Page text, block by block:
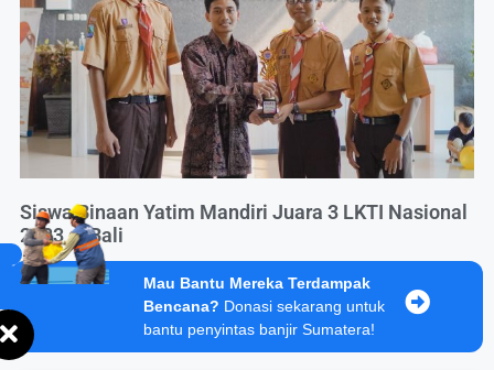
Siswa Binaan Yatim Mandiri Juara 3 LKTI Nasional
2023 di Bali
Mau Bantu Mereka Terdampak
Bencana? Donasi sekarang untuk
bantu penyintas banjir Sumatera!